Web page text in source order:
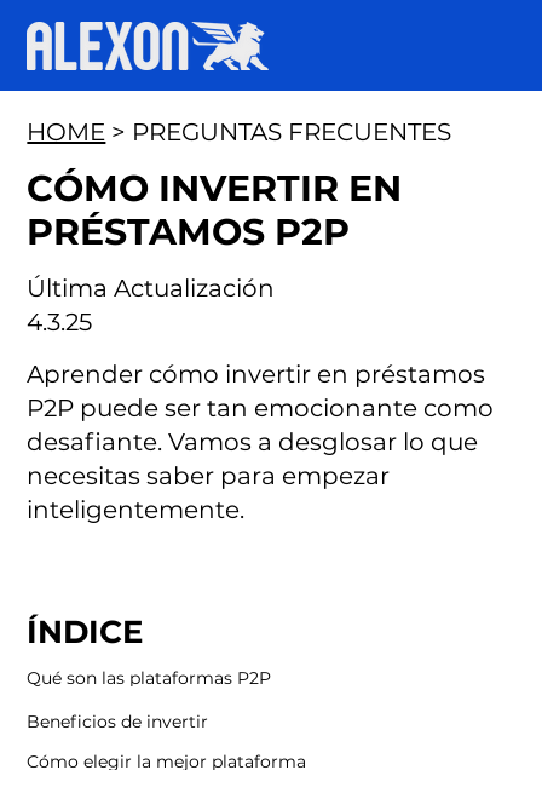
ÍNDICE
Qué son las plataformas P2P
Beneficios de invertir
Cómo elegir la mejor plataforma
Última Actualización
4.3.25
HOME > PREGUNTAS FRECUENTES
CÓMO INVERTIR EN
PRÉSTAMOS P2P
Aprender cómo invertir en préstamos
P2P puede ser tan emocionante como
desafiante. Vamos a desglosar lo que
necesitas saber para empezar
inteligentemente.